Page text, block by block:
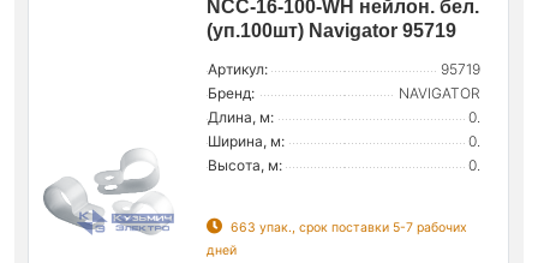
NCС-16-100-WH нейлон. бел.
(уп.100шт) Navigator 95719
Артикул:
95719
Бренд:
NAVIGATOR
Длина, м:
0.
Ширина, м:
0.
Высота, м:
0.
663 упак., срок поставки 5-7 рабочих
дней